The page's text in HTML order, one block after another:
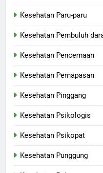
Kesehatan Paru-paru
Kesehatan Pembuluh
Kesehatan Pencernaan
Kesehatan Pernapasan
Kesehatan Pinggang
Kesehatan Psikologis
Kesehatan Psikopat
Kesehatan Punggung